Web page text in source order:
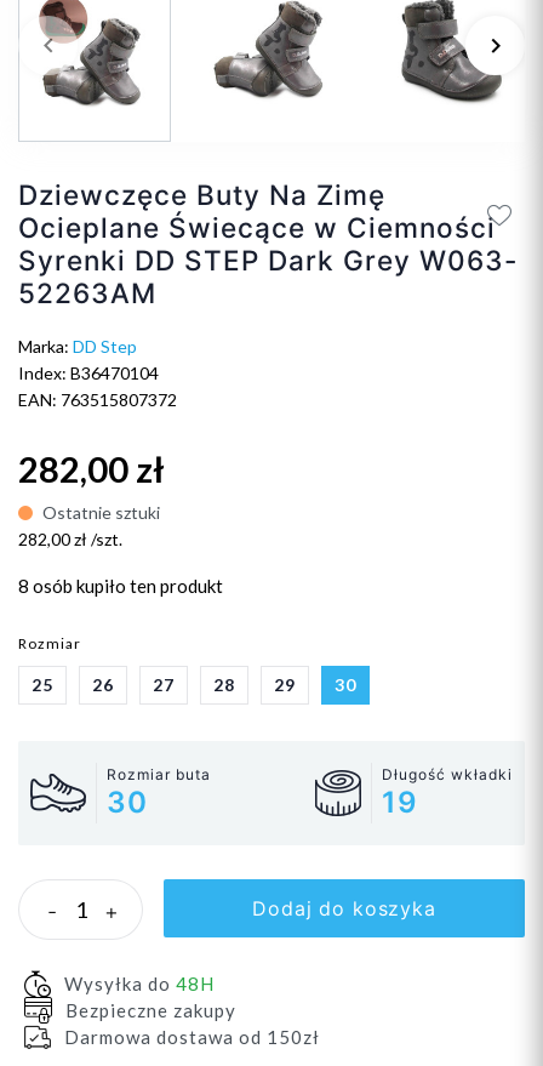
Poprzedni
keyboard_arrow_left keyboard_arrow_right
Dziewczęce Buty Na Zimę
Ocieplane Świecące w Ciemności
Syrenki DD STEP Dark Grey W063-
52263AM
Marka: DD Step
Index: B36470104
EAN: 763515807372
282,00 zł
Ostatnie sztuki
282,00 zł /szt.
8 osób kupiło ten produkt
Rozmiar
25 26 27 28 29 30
Rozmiar buta
30
Długość wkładki
19
- + Dodaj do koszyka
Wysyłka do 48H
Bezpieczne zakupy
Darmowa dostawa od 150zł